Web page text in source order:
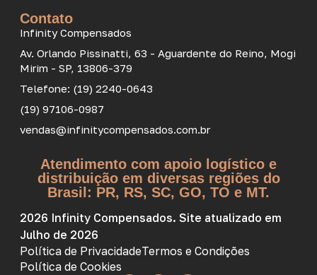
Contato
Infinity Compensados
Av. Orlando Pissinatti, 63 - Aguardente do Reino, Mogi
Mirim - SP, 13806-379
Telefone: (19) 2240-0643
(19) 97106-0987
vendas@infinitycompensados.com.br
Atendimento com apoio logístico e
distribuição em diversas regiões do
Brasil: PR, RS, SC, GO, TO e MT.
2026 Infinity Compensados. Site atualizado em
Julho de 2026
Política de PrivacidadeTermos e Condições
Política de Cookies